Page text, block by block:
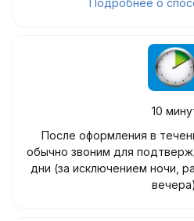
10
После оформления в
обычно звоним для
дни (за исключением ночи,